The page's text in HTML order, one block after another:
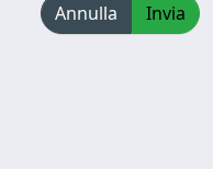
Annulla Invia